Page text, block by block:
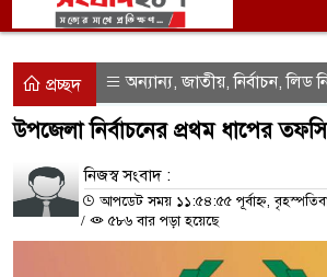
প্রচ্ছদ অন্যান্য,জাতীয়,নির্বাচন,লিড
উপজেলা নির্বাচনের প্রথম ধাপের
নিজস্ব সংবাদ :
আপডেট সময় ১১:৫৪:৫৫ পূর্বাহ্ন,
/
৫৮৬ বার পড়া হয়েছে